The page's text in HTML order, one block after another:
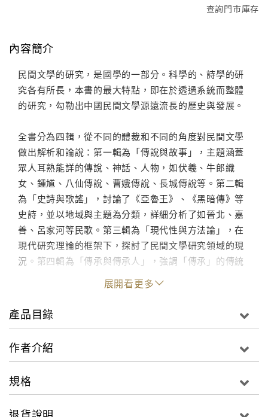
查詢門市庫存
內容簡介
民間文學的研究，是國學的一部分。科學的、詩學的研
究各有所長，本書的最大特點，即在於透過系統而整體
的研究，勾勒出中國民間文學源遠流長的歷史與發展。
全書分為四輯，從不同的體裁和不同的角度對民間文學
做出解析和論說：第一輯為「傳說與故事」，主題涵蓋
眾人耳熟能詳的傳說、神話、人物，如伏羲、牛郎織
女、鍾馗、八仙傳說、曹娥傳說、長城傳說等。第二輯
為「史詩與歌謠」，討論了《亞魯王》、《黑暗傳》等
史詩，並以地域與主題為分類，詳細分析了如晉北、嘉
善、呂家河等民歌。第三輯為「現代性與方法論」，在
現代研究理論的框架下，探討了民間文學研究領域的現
況。第四輯為「傳承與傳承人」，強調「傳承」的傳統
及「傳承人」的角色之重要性。
展開看更多
產品目錄
作者介紹
規格
退貨說明